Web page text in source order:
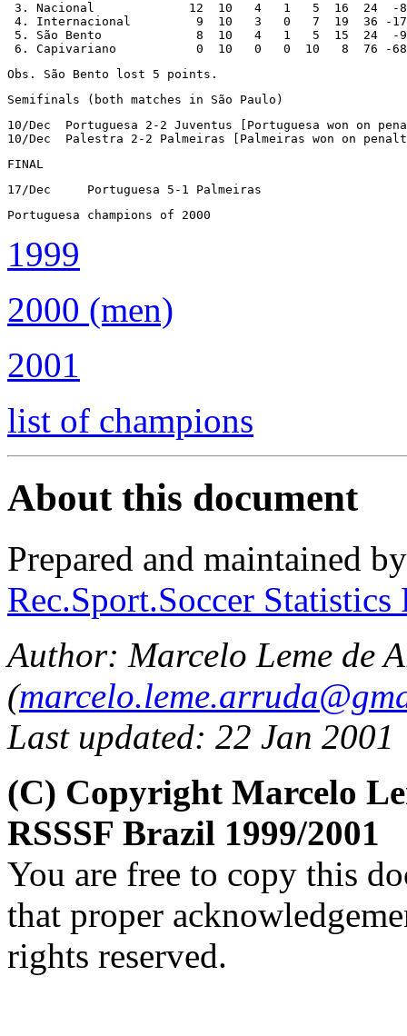
3. Nacional		 12  10   4   1   5  16  24  -8
4. Internacional	  9  10   3   0   7  19  36 -17
5. São Bento		  8  10   4   1   5  15  24  -9
6. Capivariano		  0  10   0   0  10   8  76 -68
Obs. São Bento lost 5 points.
Semifinals (both matches in São Paulo)
10/Dec	Portuguesa 2-2 Juventus [Portuguesa won on penalties]
10/Dec	Palestra 2-2 Palmeiras [Palmeiras won on
FINAL
17/Dec     Portuguesa 5-1 Palmeiras
Portuguesa champions of 2000
1999
2000 (men)
2001
list of champions
About this document
Prepared and maintained
Rec.Sport.Soccer
Author: Marcelo Leme de
(
Last updated: 22 Jan 2001
(C) Copyright Marcelo
RSSSF Brazil 1999/2001
You are free to copy this
that proper
rights reserved.